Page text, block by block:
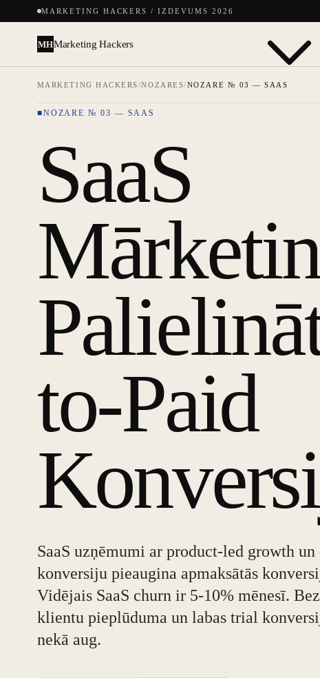
MARKETING HACKERS / IZDEVUMS 2026
MHMarketing Hackers
MARKETING HACKERS/NOZARES/NOZARE № 03 — SAAS
NOZARE № 03 — SAAS
SaaS
to-Paid
SaaS uzņēmumi ar product-led growth
konversiju pieaugina apmaksātās
Vidējais SaaS churn ir 5-10% mēnesī.
klientu pieplūduma un labas trial
nekā aug.